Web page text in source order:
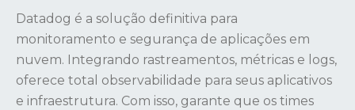
Datadog é a solução definitiva para
monitoramento e segurança de aplicações em
nuvem. Integrando rastreamentos, métricas e logs,
oferece total observabilidade para seus aplicativos
e infraestrutura. Com isso, garante que os times